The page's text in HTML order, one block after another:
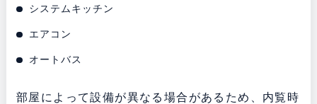
システムキッチン
エアコン
オートバス
部屋によって設備が異なる場合があるため、内覧時